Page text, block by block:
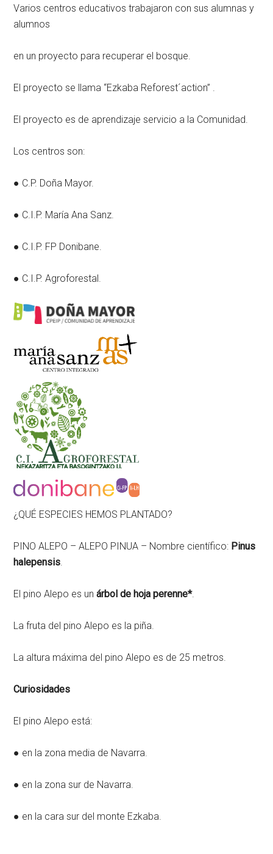
Varios centros educativos trabajaron con sus alumnas y
alumnos
en un proyecto para recuperar el bosque.
El proyecto se llama “Ezkaba Reforest´action” .
El proyecto es de aprendizaje servicio a la Comunidad.
Los centros son:
● C.P. Doña Mayor.
● C.I.P. María Ana Sanz.
● C.I.P. FP Donibane.
● C.I.P. Agroforestal.
¿QUÉ ESPECIES HEMOS PLANTADO?
PINO ALEPO – ALEPO PINUA – Nombre científico: Pinus
halepensis
El pino Alepo es unárbol de hoja perenne*.
La fruta del pino Alepo es la piña.
La altura máxima del pino Alepo es de 25 metros.
Curiosidades
El pino Alepo está:
● en la zona media de Navarra.
● en la zona sur de Navarra.
● en la cara sur del monte Ezkaba.